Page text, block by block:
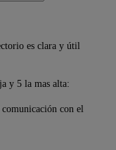
es clara y útil
y 5 la mas alta:
con el